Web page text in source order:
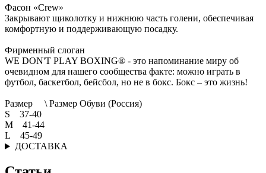
Фасон «Crew»
Закрывают щиколотку и нижнюю часть голени, обеспечивая
комфортную и поддерживающую посадку.
Фирменный слоган
WE DON'T PLAY BOXING® - это напоминание миру об
очевидном для нашего сообщества факте: можно играть в
футбол, баскетбол, бейсбол, но не в бокс. Бокс – это жизнь!
Размер \ Размер Обуви (Россия)
S 37-40
M 41-44
L 45-49
ДОСТАВКА